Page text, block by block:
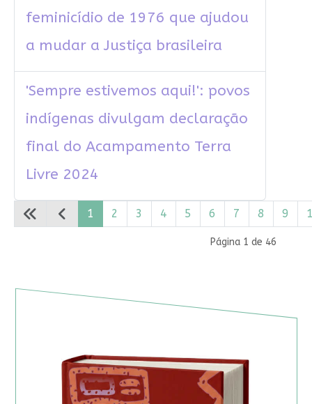
feminicídio de 1976 que ajudou
a mudar a Justiça brasileira
'Sempre estivemos aqui!': povos
indígenas divulgam declaração
final do Acampamento Terra
Livre 2024
Página 1 de 46
1 2 3 4 5 6 7 8 9